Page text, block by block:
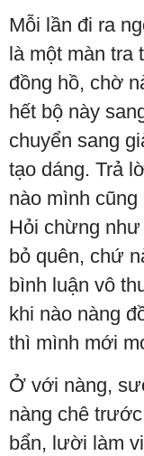
Mỗi lần đi ra
là một màn tra
đồng hồ, chờ
hết bộ này
chuyển sang
tạo dáng. Trả
nào mình cũng
Hỏi chừng
bỏ quên, chứ
bình luận vô
khi nào nàng
thì mình mới
Ở với nàng,
nàng chê
bẩn, lười làm